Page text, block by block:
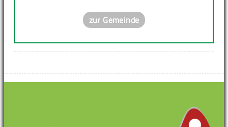
zur Gemeinde